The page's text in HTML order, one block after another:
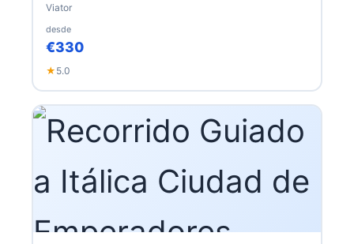
Viator
desde
€330
★ 5.0